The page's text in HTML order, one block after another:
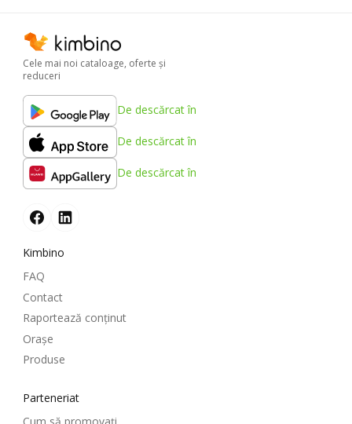
Cele mai noi cataloage, oferte şi
reduceri
De descărcat în
De descărcat în
De descărcat în
Kimbino
FAQ
Contact
Raportează conținut
Oraşe
Produse
Parteneriat